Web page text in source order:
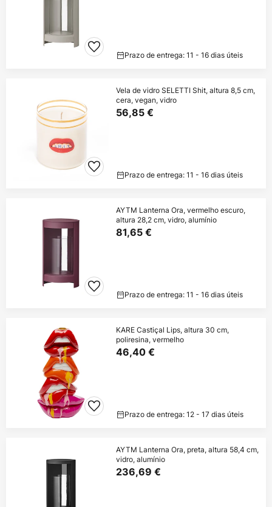
Prazo de entrega: 11 - 16 dias úteis
Vela de vidro SELETTI Shit, altura 8,5 cm,
cera, vegan, vidro
56,85 €
Prazo de entrega: 11 - 16 dias úteis
AYTM Lanterna Ora, vermelho escuro,
altura 28,2 cm, vidro, alumínio
81,65 €
Prazo de entrega: 11 - 16 dias úteis
KARE Castiçal Lips, altura 30 cm,
poliresina, vermelho
46,40 €
Prazo de entrega: 12 - 17 dias úteis
AYTM Lanterna Ora, preta, altura 58,4 cm,
vidro, alumínio
236,69 €